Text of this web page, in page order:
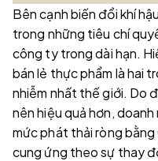
Bên cạnh biến đổi khí
trong những tiêu chí
công ty trong dài hạn.
bán lẻ thực phẩm là hai
nhiễm nhất thế giới. Do
nên hiệu quả hơn,
mức phát thải ròng
cung ứng theo sự thay